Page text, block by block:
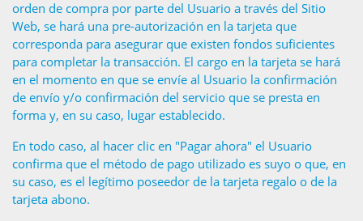
orden de compra por parte del Usuario a través del Sitio
Web, se hará una pre-autorización en la tarjeta que
corresponda para asegurar que existen fondos suficientes
para completar la transacción. El cargo en la tarjeta se hará
en el momento en que se envíe al Usuario la confirmación
de envío y/o confirmación del servicio que se presta en
forma y, en su caso, lugar establecido.
En todo caso, al hacer clic en "Pagar ahora" el Usuario
confirma que el método de pago utilizado es suyo o que, en
su caso, es el legítimo poseedor de la tarjeta regalo o de la
tarjeta abono.